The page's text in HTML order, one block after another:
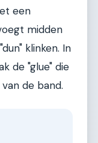
een
midden
klinken. In
de "glue" die
de band.